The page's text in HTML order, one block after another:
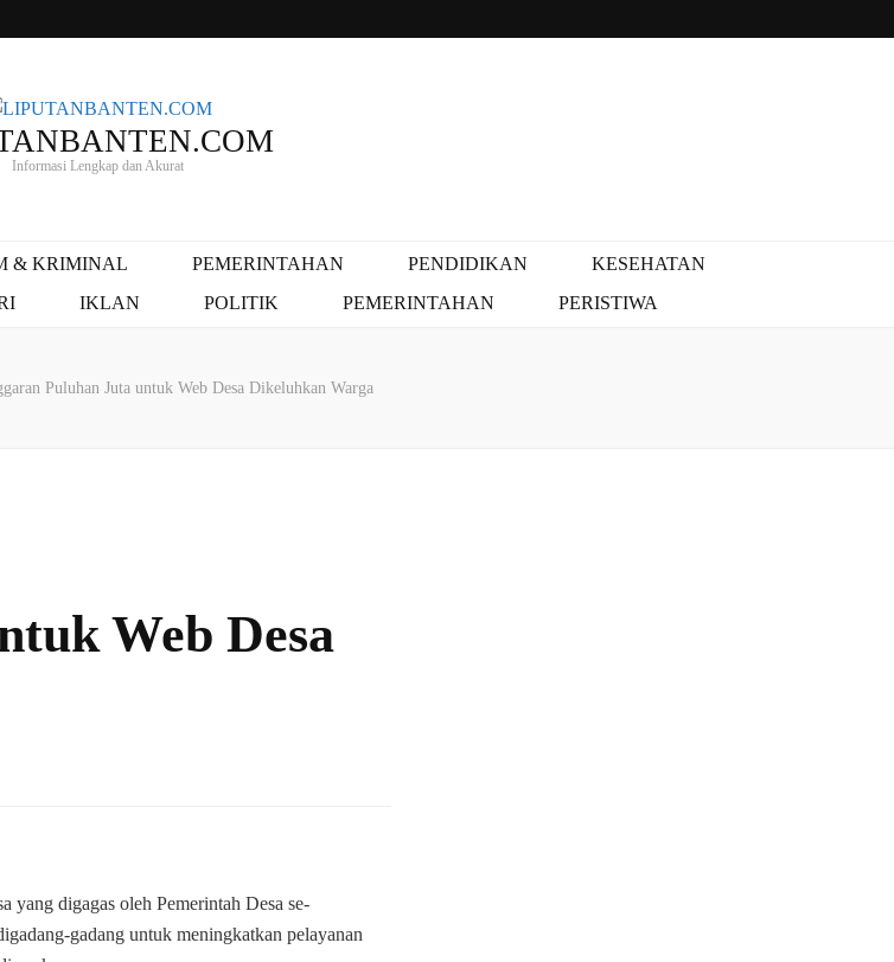
Informasi Lengkap dan Akurat
& KRIMINAL PEMERINTAHAN PENDIDIKAN
KESEHATAN
IKLAN POLITIK PEMERINTAHAN PERISTIWA
Puluhan Juta untuk Web Desa Dikeluhkan Warga
Web Desa
yang digagas oleh Pemerintah Desa se-
gadang untuk meningkatkan pelayanan